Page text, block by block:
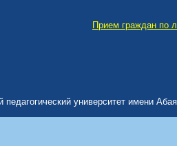
Прием граждан по
университет имени Абая